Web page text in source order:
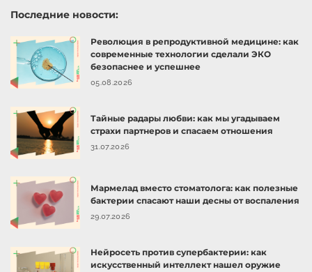
Последние новости:
Революция в репродуктивной медицине: как
современные технологии сделали ЭКО
безопаснее и успешнее
05.08.2026
Тайные радары любви: как мы угадываем
страхи партнеров и спасаем отношения
31.07.2026
Мармелад вместо стоматолога: как полезные
бактерии спасают наши десны от воспаления
29.07.2026
Нейросеть против супербактерии: как
искусственный интеллект нашел оружие